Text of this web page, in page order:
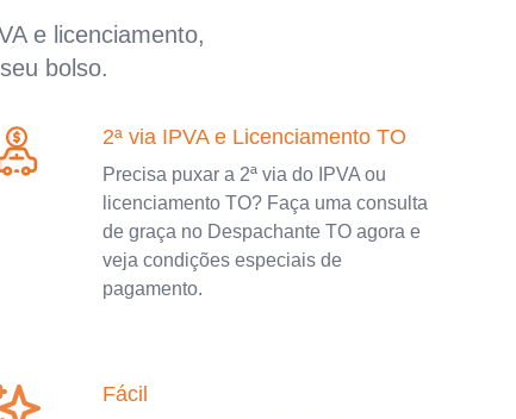
e licenciamento,
bolso.
2ª via IPVA e Licenciamento TO
Precisa puxar a 2ª via do IPVA ou
licenciamento TO? Faça uma consulta
de graça no Despachante TO agora e
veja condições especiais de
pagamento.
Fácil